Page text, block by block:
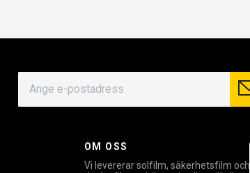
OM OSS
Vi levererar solfilm, säkerhetsfilm och